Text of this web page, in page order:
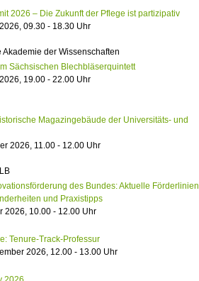
2026 – Die Zukunft der Pflege ist partizipativ
09.30 - 18.30 Uhr
der Wissenschaften
Sächsischen Blechbläserquintett
19.00 - 22.00 Uhr
Magazingebäude der Universitäts- und
2026, 11.00 - 12.00 Uhr
des Bundes: Aktuelle Förderlinien
und Praxistipps
2026, 10.00 - 12.00 Uhr
Tenure-Track-Professur
2026, 12.00 - 13.00 Uhr